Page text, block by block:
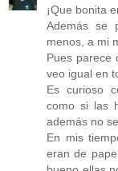
¡Que bonita
Además se
menos, a mi
Pues parece
veo igual en
Es curioso
como si las
además no
En mis
eran de